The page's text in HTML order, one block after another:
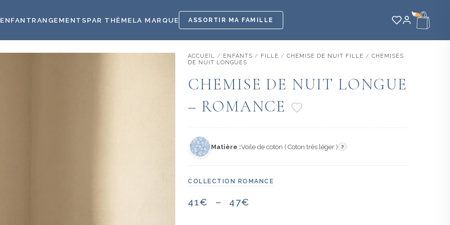
ENFANTRANGEMENTSPAR THÈMELA MARQUE ASSORTIR MA FAMILLE
ACCUEIL / ENFANTS / FILLE / CHEMISE DE NUIT FILLE / CHEMISES
DE NUIT LONGUES
CHEMISE DE NUIT LONGUE
– ROMANCE
Matière :Voile de coton ( Coton très léger ) ?
COLLECTION ROMANCE
41€ – 47€